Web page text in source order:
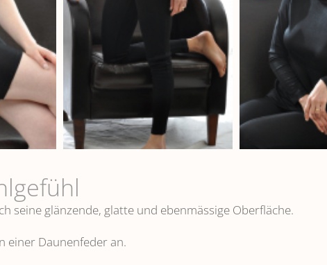
seine glänzende, glatte und ebenmässige Oberfläche.
einer Daunenfeder an.